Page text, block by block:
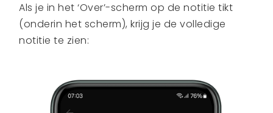
Als je in het ‘Over’-scherm op de notitie tikt
(onderin het scherm), krijg je de volledige
notitie te zien: